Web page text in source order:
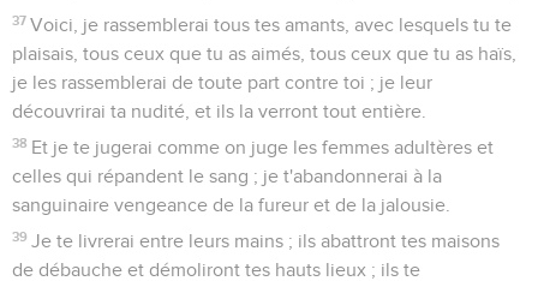
37 Voici, je rassemblerai tous tes amants, avec lesquels tu te
plaisais, tous ceux que tu as aimés, tous ceux que tu as haïs,
je les rassemblerai de toute part contre toi ; je leur
découvrirai ta nudité, et ils la verront tout entière.
38 Et je te jugerai comme on juge les femmes adultères et
celles qui répandent le sang ; je t'abandonnerai à la
sanguinaire vengeance de la fureur et de la jalousie.
39 Je te livrerai entre leurs mains ; ils abattront tes maisons
de débauche et démoliront tes hauts lieux ; ils te